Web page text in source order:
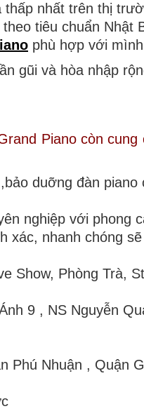
nhất trên thị
tiêu chuẩn Nhật
phù hợp với
gũi và hòa nhập
Piano còn cung
duỡng đàn piano
nghiệp với phong
nhanh chóng sẽ
Show, Phòng Trà,
9 , NS Nguyễn
Phú Nhuận , Quận